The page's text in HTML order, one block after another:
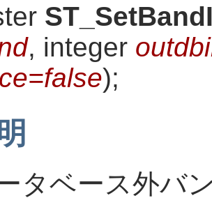
, integer
);
タベース外バ